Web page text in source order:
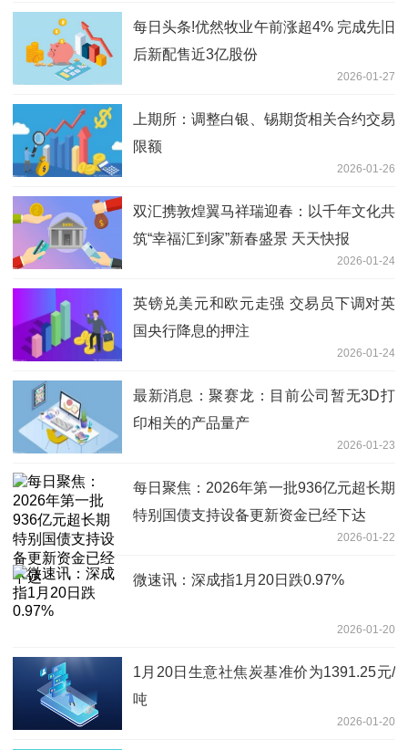
每日头条!优然牧业午前涨超4% 完成先旧
后新配售近3亿股份
2026-01-27
上期所：调整白银、锡期货相关合约交易
限额
2026-01-26
双汇携敦煌翼马祥瑞迎春：以千年文化共
筑“幸福汇到家”新春盛景 天天快报
2026-01-24
英镑兑美元和欧元走强 交易员下调对英
国央行降息的押注
2026-01-24
最新消息：聚赛龙：目前公司暂无3D打
印相关的产品量产
2026-01-23
每日聚焦：2026年第一批936亿元超长期
特别国债支持设备更新资金已经下达
2026-01-22
微速讯：深成指1月20日跌0.97%
2026-01-20
1月20日生意社焦炭基准价为1391.25元/
吨
2026-01-20